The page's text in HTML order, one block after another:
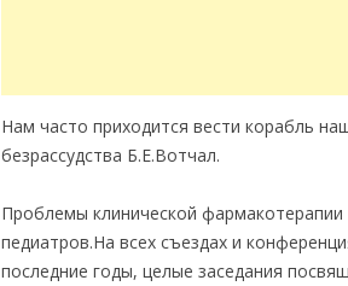
Нам часто приходится вести корабль
безрассудства Б.Е.Вотчал.
Проблемы клинической
педиатров.На всех съездах и
последние годы, целые заседания